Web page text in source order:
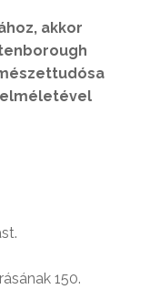
akkor
elméletével
150.